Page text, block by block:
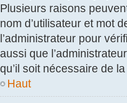
Plusieurs raisons
nom d’utilisateur et mot
l’administrateur pour
aussi que
qu’il soit nécessaire de
Haut